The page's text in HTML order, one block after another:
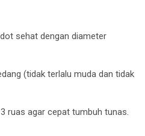
sehat dengan diameter
(tidak terlalu muda dan tidak
ruas agar cepat tumbuh tunas.